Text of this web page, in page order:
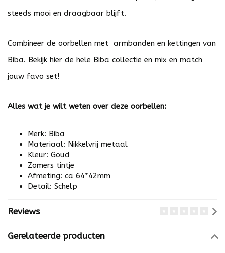
steeds mooi en draagbaar blijft.
Combineer de oorbellen met armbanden en kettingen van
Biba. Bekijk hier de hele Biba collectie en mix en match
jouw favo set!
Alles wat je wilt weten over deze oorbellen:
Merk: Biba
Materiaal: Nikkelvrij metaal
Kleur: Goud
Zomers tintje
Afmeting: ca 64*42mm
Detail: Schelp
Reviews
Gerelateerde producten